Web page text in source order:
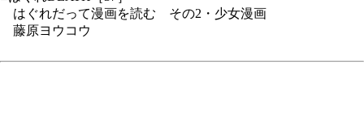
はぐれだって漫画を読む その2・少女漫画
藤原ヨウコウ